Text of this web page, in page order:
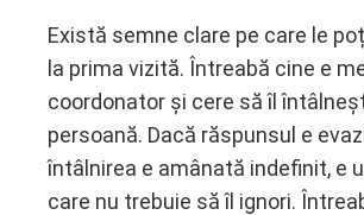
Există semne clare pe care le
la prima vizită. Întreabă cine e
coordonator și cere să îl
persoană. Dacă răspunsul e
întâlnirea e amânată indefinit, e
care nu trebuie să îl ignori.